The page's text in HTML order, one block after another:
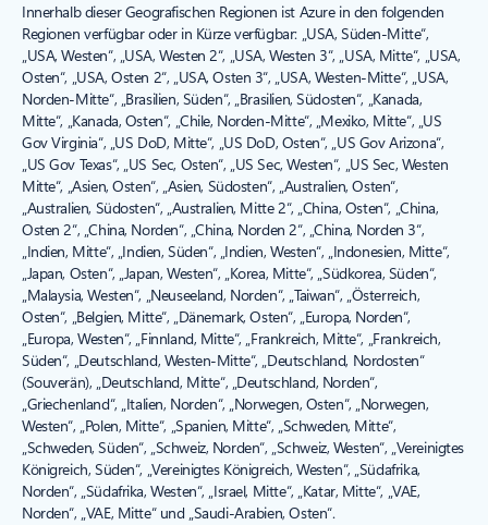
Innerhalb dieser Geografischen Regionen ist Azure in den folgenden
Regionen verfügbar oder in Kürze verfügbar: „USA, Süden-Mitte“,
„USA, Westen“, „USA, Westen 2“, „USA, Westen 3“, „USA, Mitte“, „USA,
Osten“, „USA, Osten 2“, „USA, Osten 3“, „USA, Westen-Mitte“, „USA,
Norden-Mitte“, „Brasilien, Süden“, „Brasilien, Südosten“, „Kanada,
Mitte“, „Kanada, Osten“, „Chile, Norden-Mitte“, „Mexiko, Mitte“, „US
Gov Virginia“, „US DoD, Mitte“, „US DoD, Osten“, „US Gov Arizona“,
„US Gov Texas“, „US Sec, Osten“, „US Sec, Westen“, „US Sec, Westen
Mitte“, „Asien, Osten“, „Asien, Südosten“, „Australien, Osten“,
„Australien, Südosten“, „Australien, Mitte 2“, „China, Osten“, „China,
Osten 2“, „China, Norden“, „China, Norden 2“, „China, Norden 3“,
„Indien, Mitte“, „Indien, Süden“, „Indien, Westen“, „Indonesien, Mitte“,
„Japan, Osten“, „Japan, Westen“, „Korea, Mitte“, „Südkorea, Süden“,
„Malaysia, Westen“, „Neuseeland, Norden“, „Taiwan“, „Österreich,
Osten“, „Belgien, Mitte“, „Dänemark, Osten“, „Europa, Norden“,
„Europa, Westen“, „Finnland, Mitte“, „Frankreich, Mitte“, „Frankreich,
Süden“, „Deutschland, Westen-Mitte“, „Deutschland, Nordosten“
(Souverän), „Deutschland, Mitte“, „Deutschland, Norden“,
„Griechenland“, „Italien, Norden“, „Norwegen, Osten“, „Norwegen,
Westen“, „Polen, Mitte“, „Spanien, Mitte“, „Schweden, Mitte“,
„Schweden, Süden“, „Schweiz, Norden“, „Schweiz, Westen“, „Vereinigtes
Königreich, Süden“, „Vereinigtes Königreich, Westen“, „Südafrika,
Norden“, „Südafrika, Westen“, „Israel, Mitte“, „Katar, Mitte“, „VAE,
Norden“, „VAE, Mitte“ und „Saudi-Arabien, Osten“.